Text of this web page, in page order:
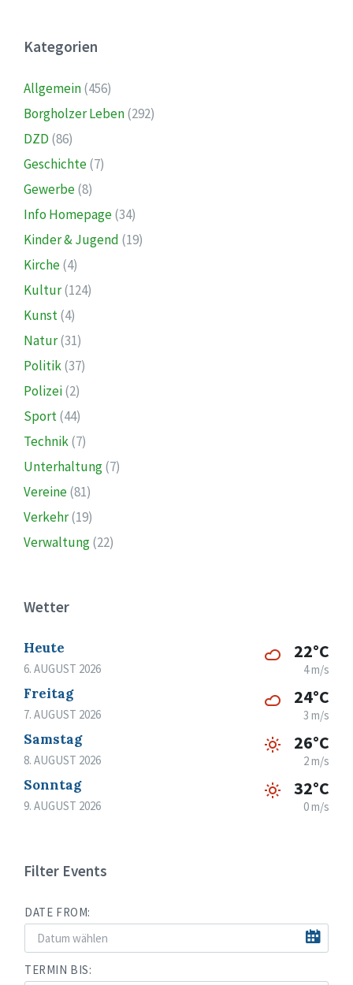
Kategorien
Allgemein(456)
Borgholzer Leben(292)
DZD (86)
Geschichte(7)
Gewerbe(8)
Info Homepage(34)
Kinder & Jugend (19)
Kirche(4)
Kultur(124)
Kunst(4)
Natur(31)
Politik(37)
Polizei(2)
Sport(44)
Technik(7)
Unterhaltung(7)
Vereine(81)
Verkehr(19)
Verwaltung(22)
Wetter
Heute
6. AUGUST 2026
22°C
4 m/s
Freitag
7. AUGUST 2026
24°C
3 m/s
Samstag
8. AUGUST 2026
26°C
2 m/s
Sonntag
9. AUGUST 2026
32°C
0 m/s
Filter Events
DATE FROM:
TERMIN BIS: